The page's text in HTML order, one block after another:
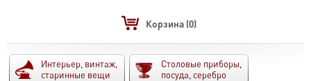
Корзина (0)
Интерьер, винтаж,
старинные вещи
Столовые приборы,
посуда, серебро